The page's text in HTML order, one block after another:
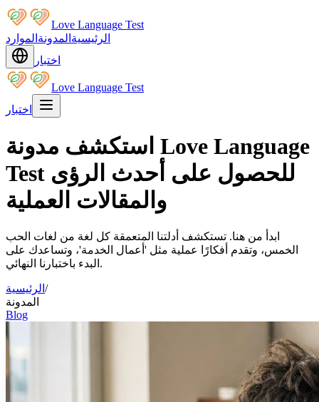
Love Language Test
الرئيسية المدونة الموارد
اختبار
Love Language Test
اختبار
استكشف مدونة Love Language
Test للحصول على أحدث الرؤى
والمقالات العملية
ابدأ من هنا. تستكشف أدلتنا المتعمقة كل لغة من لغات الحب
الخمس، وتقدم أفكارًا عملية مثل 'أعمال الخدمة'، وتساعدك على
البدء باختبارنا النهائي.
الرئيسية /
المدونة
Blog